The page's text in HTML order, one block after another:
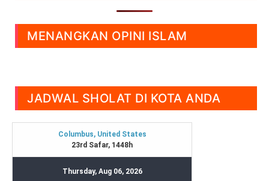
MENANGKAN OPINI ISLAM
JADWAL SHOLAT DI KOTA ANDA